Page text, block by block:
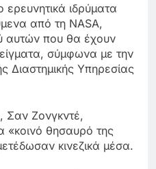
ιδρύματα
από τη NASA,
αυτών που θα έχουν
σύμφωνα με την
Διαστημικής Υπηρεσίας
Σαν Ζονγκντέ,
«κοινό θησαυρό της
κινεζικά μέσα.